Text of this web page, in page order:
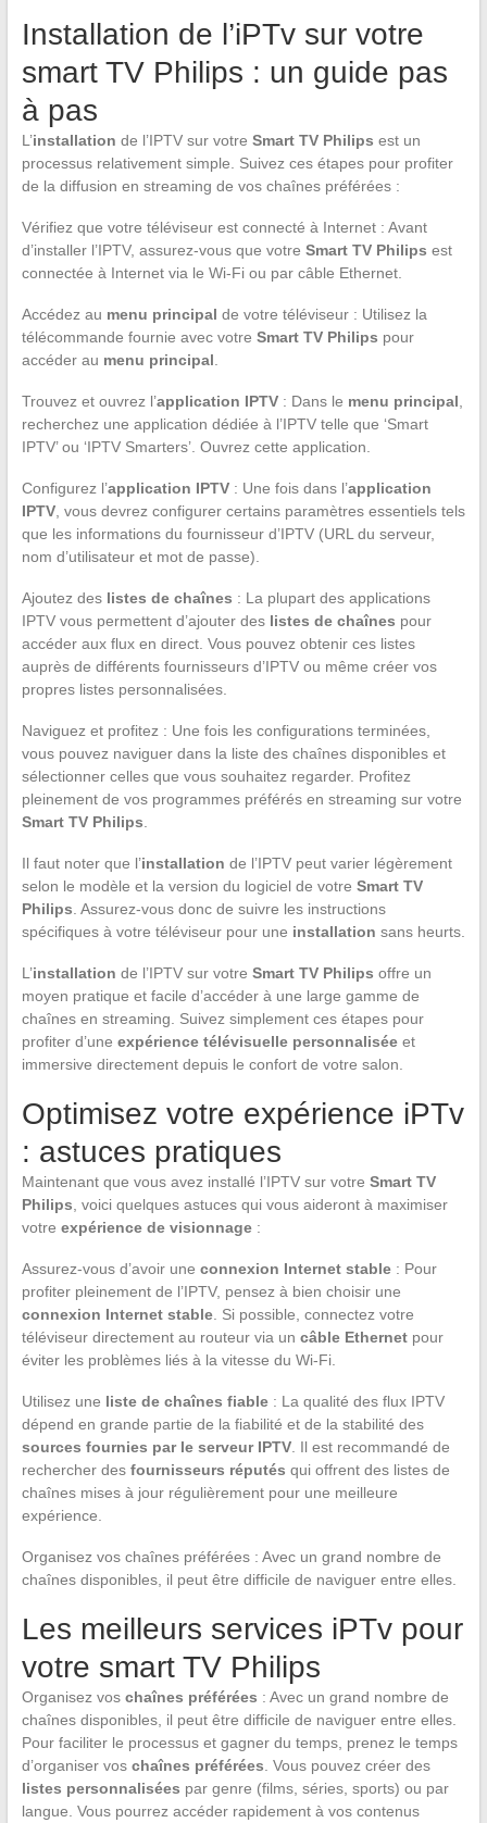
Installation de l’iPTv sur votre
smart TV Philips : un guide pas
à pas
L’installation de l’IPTV sur votre Smart TV Philips est un
processus relativement simple. Suivez ces étapes pour profiter
de la diffusion en streaming de vos chaînes préférées :
Vérifiez que votre téléviseur est connecté à Internet : Avant
d’installer l’IPTV, assurez-vous que votre Smart TV Philips est
connectée à Internet via le Wi-Fi ou par câble Ethernet.
Accédez au menu principal de votre téléviseur : Utilisez la
télécommande fournie avec votre Smart TV Philips pour
accéder au menu principal
Trouvez et ouvrez l’application IPTV: Dans le menu principal
recherchez une application dédiée à l’IPTV telle que ‘Smart
IPTV’ ou ‘IPTV Smarters’. Ouvrez cette application.
Configurez l’application IPTV: Une fois dans l’application
IPTV, vous devrez configurer certains paramètres essentiels tels
que les informations du fournisseur d’IPTV (URL du serveur,
nom d’utilisateur et mot de passe).
Ajoutez des listes de chaînes : La plupart des applications
IPTV vous permettent d’ajouter des listes de chaînes pour
accéder aux flux en direct. Vous pouvez obtenir ces listes
auprès de différents fournisseurs d’IPTV ou même créer vos
propres listes personnalisées.
Naviguez et profitez : Une fois les configurations terminées,
vous pouvez naviguer dans la liste des chaînes disponibles et
sélectionner celles que vous souhaitez regarder. Profitez
pleinement de vos programmes préférés en streaming sur votre
Smart TV Philips
Il faut noter que l’installation de l’IPTV peut varier légèrement
selon le modèle et la version du logiciel de votre Smart TV
Philips . Assurez-vous donc de suivre les instructions
spécifiques à votre téléviseur pour une installation sans heurts.
L’installation de l’IPTV sur votre Smart TV Philips offre un
moyen pratique et facile d’accéder à une large gamme de
chaînes en streaming. Suivez simplement ces étapes pour
profiter d’une expérience télévisuelle personnaliséeet
immersive directement depuis le confort de votre salon.
Optimisez votre expérience iPTv
: astuces pratiques
Maintenant que vous avez installé l’IPTV sur votre Smart TV
Philips , voici quelques astuces qui vous aideront à maximiser
votre expérience de visionnage:
Assurez-vous d’avoir une connexion Internet stable: Pour
profiter pleinement de l’IPTV, pensez à bien choisir une
connexion Internet stable. Si possible, connectez votre
téléviseur directement au routeur via un câble Ethernetpour
éviter les problèmes liés à la vitesse du Wi-Fi.
Utilisez une liste de chaînes fiable: La qualité des flux IPTV
dépend en grande partie de la fiabilité et de la stabilité des
sources fournies par le serveur IPTV. Il est recommandé de
rechercher des fournisseurs réputés qui offrent des listes de
chaînes mises à jour régulièrement pour une meilleure
expérience.
Organisez vos chaînes préférées : Avec un grand nombre de
chaînes disponibles, il peut être difficile de naviguer entre elles.
Les meilleurs services iPTv pour
votre smart TV Philips
Organisez vos chaînes préférées : Avec un grand nombre de
chaînes disponibles, il peut être difficile de naviguer entre elles.
Pour faciliter le processus et gagner du temps, prenez le temps
d’organiser vos chaînes préférées . Vous pouvez créer des
listes personnalisées par genre (films, séries, sports) ou par
langue. Vous pourrez accéder rapidement à vos contenus